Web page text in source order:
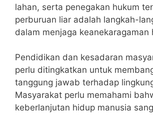
lahan, serta penegakan hukum
perburuan liar adalah langkah-
dalam menjaga keanekaragaman
Pendidikan dan kesadaran
perlu ditingkatkan untuk
tanggung jawab terhadap
Masyarakat perlu memahami
keberlanjutan hidup manusia